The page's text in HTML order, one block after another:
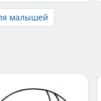
малышей